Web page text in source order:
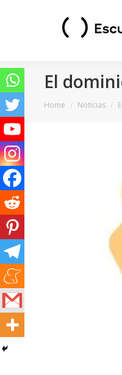
El
You are here:
Home Noticias